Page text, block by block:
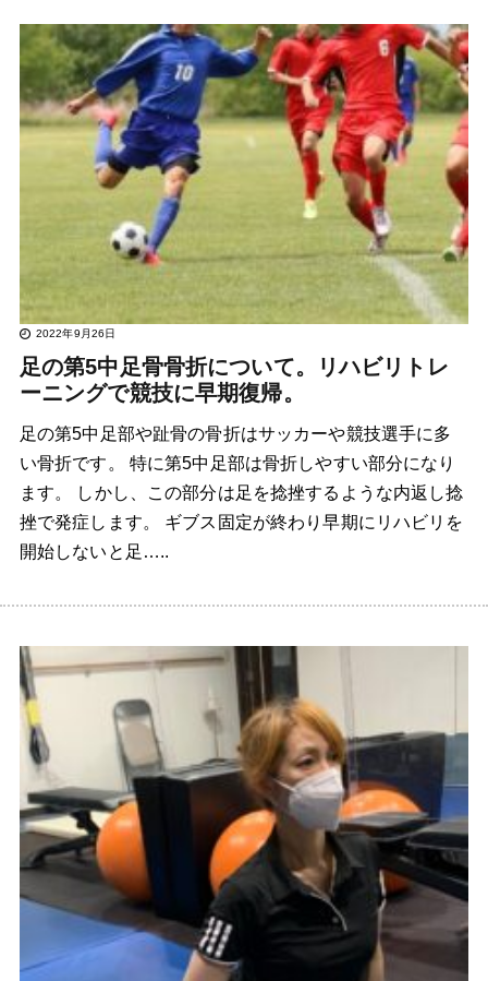
2022年9月26日
足の第5中足骨骨折について。リハビリトレ
ーニングで競技に早期復帰。
足の第5中足部や趾骨の骨折はサッカーや競技選手に多
い骨折です。 特に第5中足部は骨折しやすい部分になり
ます。 しかし、この部分は足を捻挫するような内返し捻
挫で発症します。 ギブス固定が終わり早期にリハビリを
開始しないと足…..